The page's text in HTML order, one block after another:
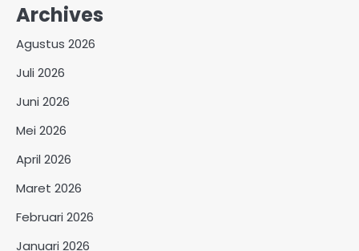
Archives
Agustus 2026
Juli 2026
Juni 2026
Mei 2026
April 2026
Maret 2026
Februari 2026
Januari 2026